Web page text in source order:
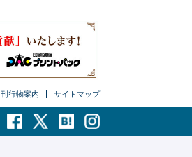
刊行物案内 サイトマップ